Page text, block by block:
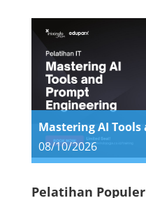
08/10/2026
Pelatihan Populer